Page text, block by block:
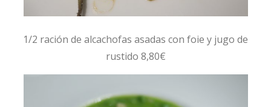
1/2 ración de alcachofas asadas con foie y jugo de
rustido 8,80€